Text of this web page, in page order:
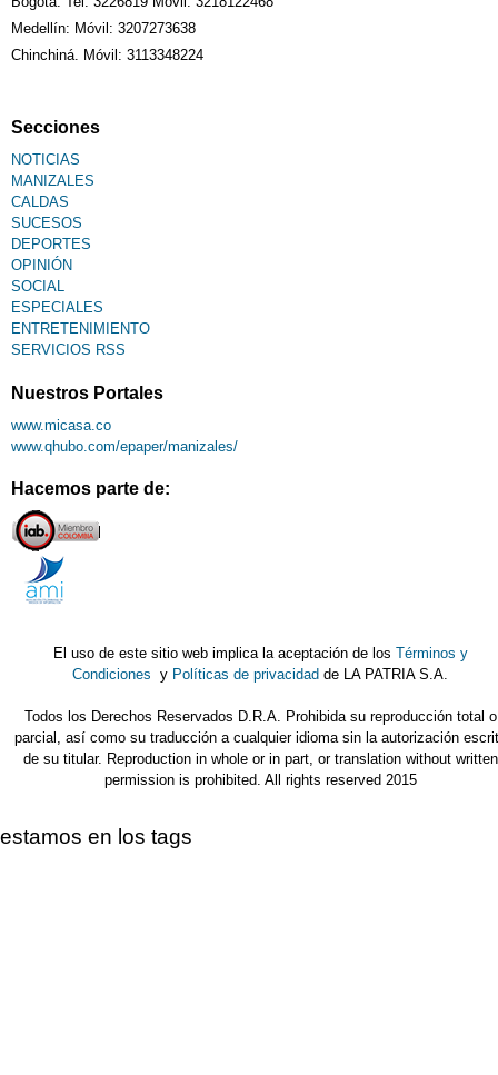
Medellín: Móvil: 3207273638
Chinchiná. Móvil: 3113348224
Secciones
NOTICIAS
MANIZALES
CALDAS
SUCESOS
DEPORTES
OPINIÓN
SOCIAL
ESPECIALES
ENTRETENIMIENTO
SERVICIOS RSS
Nuestros Portales
www.micasa.co
www.qhubo.com/epaper/manizales/
Hacemos parte de:
El uso de este sitio web implica la aceptación de los Términos y
Condiciones y Políticas de privacidad de LA PATRIA S.A.
Todos los Derechos Reservados D.R.A. Prohibida su reproducción total o
parcial, así como su traducción a cualquier idioma sin la autorización
de su titular. Reproduction in whole or in part, or translation without written
permission is prohibited. All rights reserved 2015
estamos en los tags